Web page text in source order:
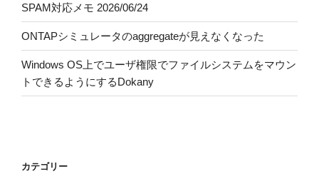
SPAM対応メモ 2026/06/24
ONTAPシミュレータのaggregateが見えなくなった
Windows OS上でユーザ権限でファイルシステムをマウン
トできるようにするDokany
カテゴリー